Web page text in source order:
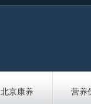
北京康养 营养